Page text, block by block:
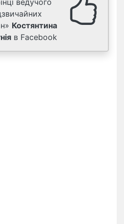
ведучого
Костянтина
в Facebook